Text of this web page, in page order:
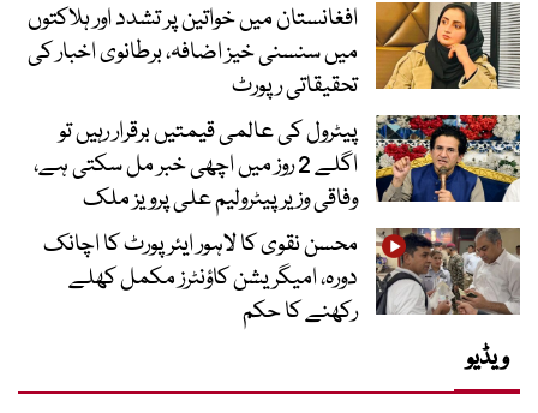
افغانستان میں خواتین پر تشدد اور ہلاکتوں
میں سنسنی خیز اضافہ، برطانوی اخبار کی
تحقیقاتی رپورٹ
پیٹرول کی عالمی قیمتیں برقرار رہیں تو
اگلے 2 روز میں اچھی خبر مل سکتی ہے،
وفاقی وزیر پیٹرولیم علی پرویز ملک
محسن نقوی کا لاہور ایئرپورٹ کا اچانک
دورہ، امیگریشن کاؤنٹرز مکمل کھلے
رکھنے کا حکم
ویڈیو